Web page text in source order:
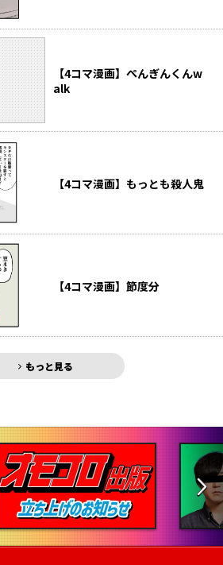
【4コマ漫画】ぺんぎんくんw
alk
【4コマ漫画】もっとも殺人鬼
【4コマ漫画】節度分
もっと見る